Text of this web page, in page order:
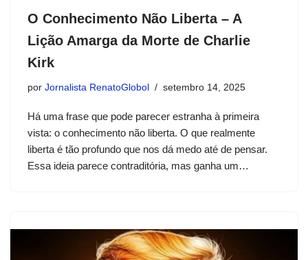
O Conhecimento Não Liberta – A
Lição Amarga da Morte de Charlie
Kirk
por Jornalista RenatoGlobol setembro 14, 2025
Há uma frase que pode parecer estranha à primeira
vista: o conhecimento não liberta. O que realmente
liberta é tão profundo que nos dá medo até de pensar.
Essa ideia parece contraditória, mas ganha um…